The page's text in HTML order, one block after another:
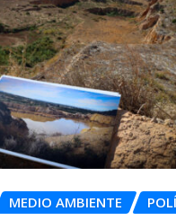
MEDIO AMBIENTE